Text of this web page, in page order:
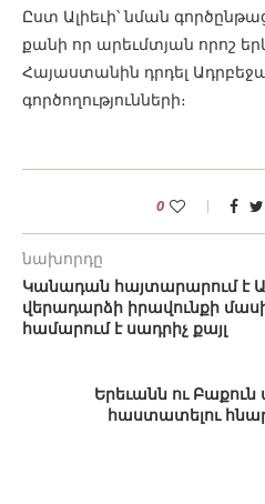
Ըստ Ալիեւի՝ նման
քանի որ արեւմտյան որոշ
Հայաստանին դրդել
գործողությունների։
0
նախորդը
Կանադան հայտարարում է
վերադարձի իրավունքի
համարում է սադրիչ քայլ
Երեւանն ու
հաստատելու